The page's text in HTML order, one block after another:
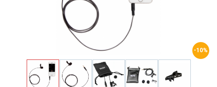
-10%